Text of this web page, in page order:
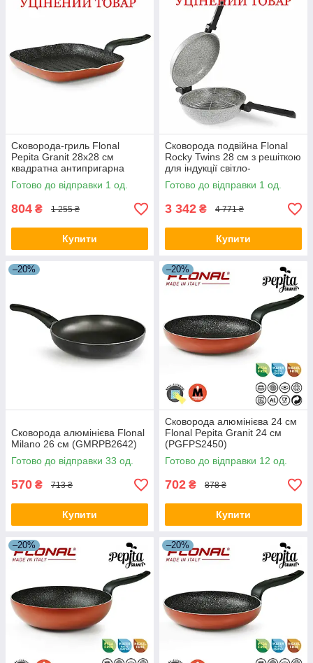
Сковорода-гриль Flonal
Pepita Granit 28x28 см
квадратна антипригарна
червона_Discounted
Готово до відправки 1 од.
804 ₴ 1 255 ₴
Купити
Сковорода подвійна Flonal
Rocky Twins 28 см з решіткою
для індукції світло-
сіраDiscounted
Готово до відправки 1 од.
3 342 ₴ 4 771 ₴
Купити
–20%
Сковорода алюмінієва Flonal
Milano 26 см (GMRPB2642)
Готово до відправки 33 од.
570 ₴ 713 ₴
Купити
–20%
Сковорода алюмінієва 24 см
Flonal Pepita Granit 24 см
(PGFPS2450)
Готово до відправки 12 од.
702 ₴ 878 ₴
Купити
–20% –20%